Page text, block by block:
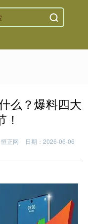
么？爆料四大
正网
日期：2026-06-06